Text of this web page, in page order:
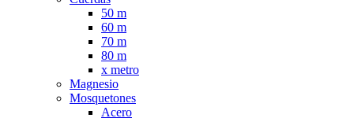
50 m
60 m
70 m
80 m
x metro
Magnesio
Mosquetones
Acero